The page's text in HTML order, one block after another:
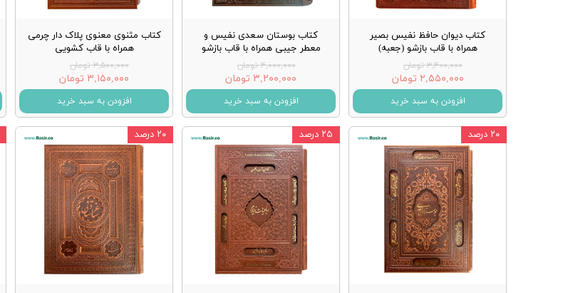
کتاب دیوان حافظ نفیس بصیر
همراه با قاب بازشو (جعبه)
۳,۴۰۰,۰۰۰ تومان
۲,۵۵۰,۰۰۰ تومان
افزودن به سبد خرید
کتاب بوستان سعدی نفیس و
معطر جیبی همراه با قاب بازشو
۴,۰۰۰,۰۰۰ تومان
۳,۲۰۰,۰۰۰ تومان
افزودن به سبد خرید
کتاب مثنوی معنوی پلاک دار چرمی
همراه با قاب کشویی
۳,۵۰۰,۰۰۰ تومان
۳,۱۵۰,۰۰۰ تومان
افزودن به سبد خرید
۲۰ درصد ۲۵ درصد ۲۰ درصد